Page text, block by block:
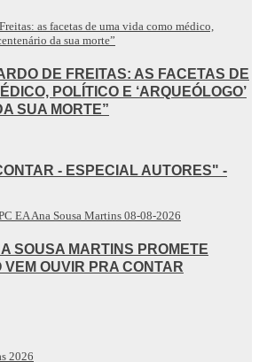
DE FREITAS: AS FACETAS DE
POLÍTICO E ‘ARQUEÓLOGO’
SUA MORTE”
- ESPECIAL AUTORES" -
SOUSA MARTINS PROMETE
OUVIR PRA CONTAR